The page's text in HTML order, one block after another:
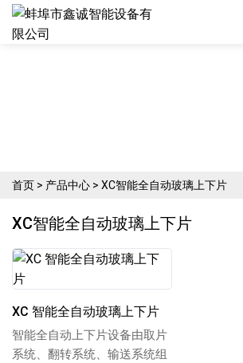
首页 > 产品中心 > XC智能全自动玻璃上下片
XC智能全自动玻璃上下片
XC 智能全自动玻璃上下片
智能全自动上下片设备由取片
系统、翻转系统、输送系统组